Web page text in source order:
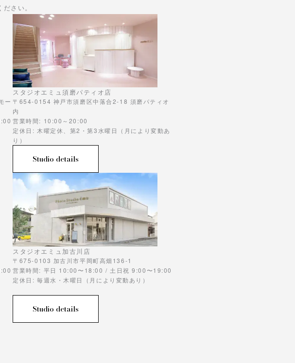
さい。
ー
スタジオエミュ須磨パティオ店
〒654-0154 神戸市須磨区中落合2-18 須磨パティオ
内
営業時間: 10:00～20:00
定休日: 木曜定休、第2・第3水曜日（月により変動あ
り）
Studio details
スタジオエミュ加古川店
〒675-0103 加古川市平岡町高畑136-1
営業時間: 平日 10:00〜18:00 / 土日祝 9:00〜19:00
定休日: 毎週水・木曜日（月により変動あり）
Studio details